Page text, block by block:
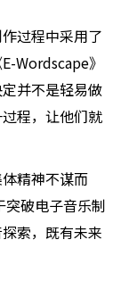
过程中采用了
Wordscape》
并不是轻易做
程，让他们就
精神不谋而
突破电子音乐制
索，既有未来